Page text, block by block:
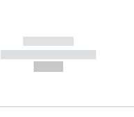
------------
----------- -----------